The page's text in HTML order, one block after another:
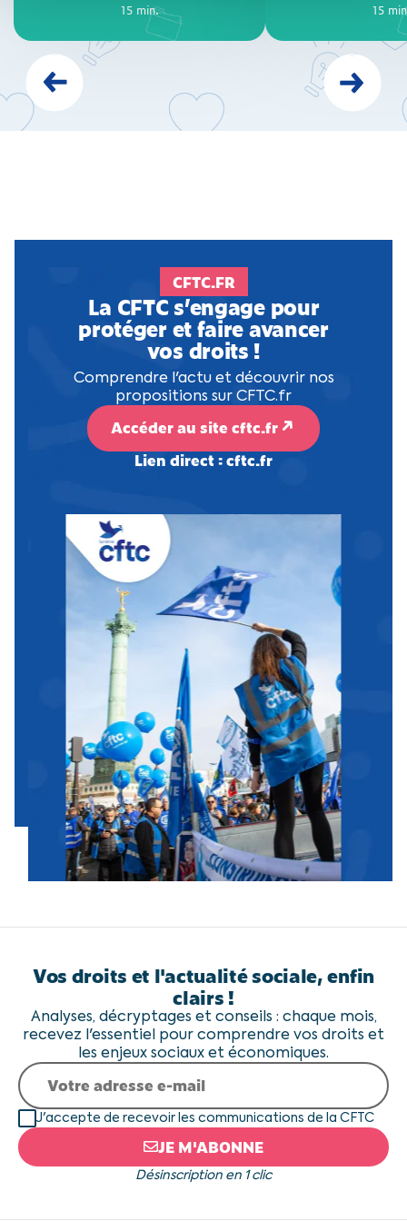
15 min.
15 min. 15
15
Prédécent Suivant
CFTC.FR
La CFTC s’engage pour
protéger et faire avancer
vos droits !
Comprendre l'actu et découvrir nos
propositions sur CFTC.fr
Accéder au site cftc.fr
Lien direct : cftc.fr
Vos droits et l'actualité sociale, enfin
clairs !
Analyses, décryptages et conseils : chaque mois,
recevez l'essentiel pour comprendre vos droits et
les enjeux sociaux et économiques.
J'accepte de recevoir les communications de la CFTC
JE M'ABONNE
Désinscription en 1 clic